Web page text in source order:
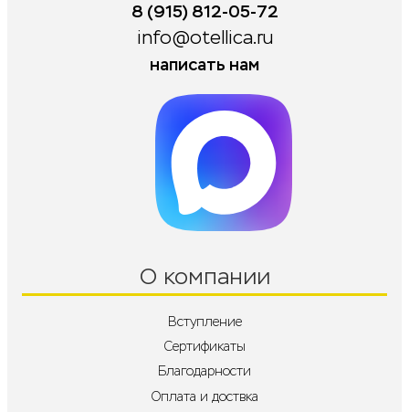
8 (915) 812-05-72
info@otellica.ru
написать нам
О компании
Вступление
Сертификаты
Благодарности
Оплата и доствка